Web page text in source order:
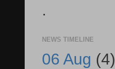
.
NEWS TIMELINE
06 Aug (4)